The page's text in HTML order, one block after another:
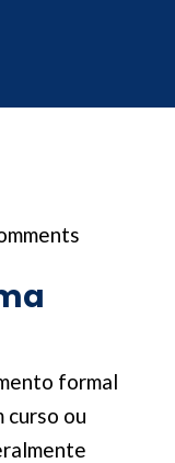
formal
curso ou